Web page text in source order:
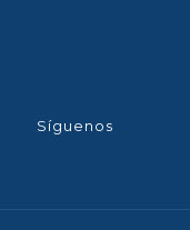
Síguenos